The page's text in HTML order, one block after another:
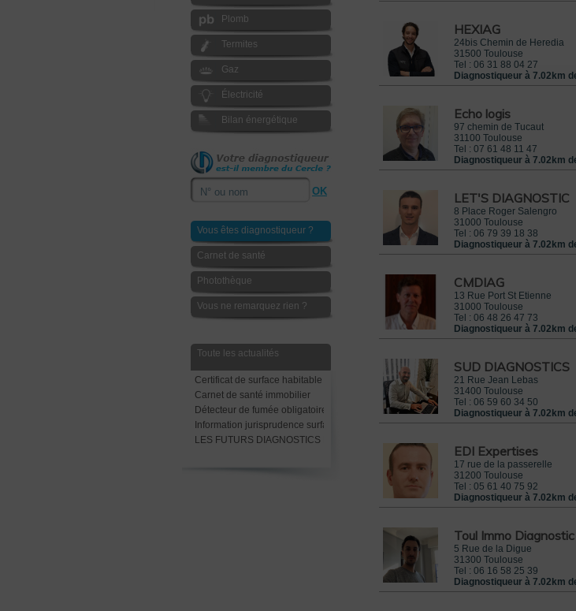
Plomb
Termites
Gaz
Électricité
Bilan énergétique
Vous êtes diagnostiqueur ?
Carnet de santé
Photothèque
Vous ne remarquez rien ?
Toute les actualités
Certificat de surface habitable
Carnet de santé immobilier
Détecteur de fumée obligatoire avant le 8 mars 2015
Information jurisprudence surface Carrez
LES FUTURS DIAGNOSTICS LOCATIFS
HEXIAG
24bis Chemin de Heredia
31500 Toulouse
Tel : 06 31 88 04 27
Diagnostiqueur à 7.02km
Echo logis
97 chemin de Tucaut
31100 Toulouse
Tel : 07 61 48 11 47
Diagnostiqueur à 7.02km
LET'S DIAGNOSTIC
8 Place Roger Salengro
31000 Toulouse
Tel : 06 79 39 18 38
Diagnostiqueur à 7.02km
CMDIAG
13 Rue Port St Etienne
31000 Toulouse
Tel : 06 48 26 47 73
Diagnostiqueur à 7.02km
SUD DIAGNOSTICS
21 Rue Jean Lebas
31400 Toulouse
Tel : 06 59 60 34 50
Diagnostiqueur à 7.02km
EDI Expertises
17 rue de la passerelle
31200 Toulouse
Tel : 05 61 40 75 92
Diagnostiqueur à 7.02km
Toul Immo Diagnostic
5 Rue de la Digue
31300 Toulouse
Tel : 06 16 58 25 39
Diagnostiqueur à 7.02km